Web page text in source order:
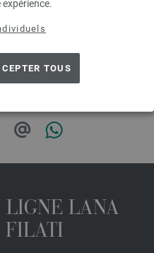
TOUS
next
LIGNE LANA
FILATI